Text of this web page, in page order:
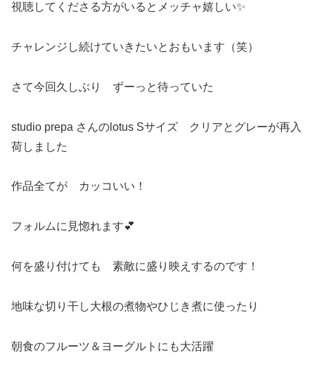
視聴してくださる方がいるとメッチャ嬉しい✨
チャレンジし続けていきたいとおもいます（笑）
さて今回久しぶり ずーっと待っていた
studio prepa さんのlotus Sサイズ クリアとグレーが再入
荷しました
作品全てが カッコいい！
フォルムに見惚れます💕
何を盛り付けても 素敵に盛り映えするのです！
地味な切り干し大根の煮物やひじき煮に使ったり
朝食のフルーツ＆ヨーグルトにも大活躍